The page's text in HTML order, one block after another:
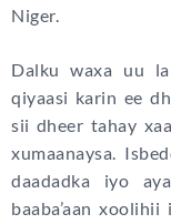
Niger.
Dalku waxa uu
qiyaasi karin ee
sii dheer tahay
xumaanaysa.
daadadka iyo
baaba’aan